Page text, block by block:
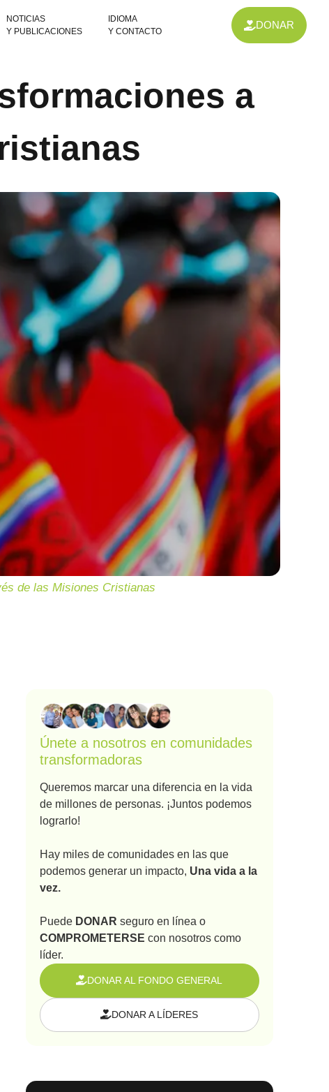
NOTICIAS
Y PUBLICACIONES
IDIOMA
Y CONTACTO
DONAR
a
de las Misiones Cristianas
Únete a nosotros en comunidades
transformadoras
Queremos marcar una diferencia en la vida
de millones de personas. ¡Juntos podemos
lograrlo!
Hay miles de comunidades en las que
podemos generar un impacto, Una vida a la
vez.
Puede DONAR seguro en línea o
COMPROMETERSE con nosotros como
líder.
DONAR AL FONDO GENERAL
DONAR A LÍDERES